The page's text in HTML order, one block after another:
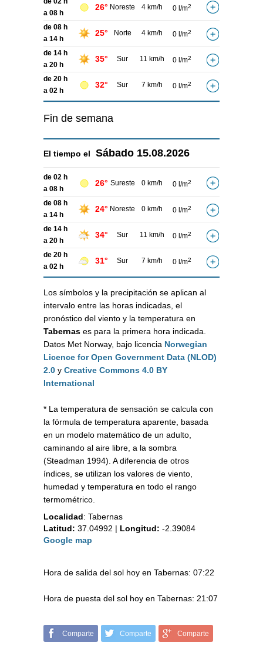
a 08 h
26° Noreste 4 km/h 0 l/m2
de 08 h
a 14 h
25° Norte 4 km/h 0 l/m2
de 14 h
a 20 h
35° Sur 11 km/h 0 l/m2
de 20 h
a 02 h
32° Sur 7 km/h 0 l/m2
Fin de semana
El tiempo el Sábado 15.08.2026
de 02 h
a 08 h
26° Sureste 0 km/h 0 l/m2
de 08 h
a 14 h
24° Noreste 0 km/h 0 l/m2
de 14 h
a 20 h
34° Sur 11 km/h 0 l/m2
de 20 h
a 02 h
31° Sur 7 km/h 0 l/m2
Los símbolos y la precipitación se aplican al
intervalo entre las horas indicadas, el
pronóstico del viento y la temperatura en
Tabernas es para la primera hora indicada.
Datos Met Norway, bajo licencia Norwegian
Licence for Open Government Data (NLOD)
2.0 y Creative Commons 4.0 BY
International
* La temperatura de sensación se calcula con
la fórmula de temperatura aparente, basada
en un modelo matemático de un adulto,
caminando al aire libre, a la sombra
(Steadman 1994). A diferencia de otros
índices, se utilizan los valores de viento,
humedad y temperatura en todo el rango
termométrico.
Localidad: Tabernas
Latitud: 37.04992 | Longitud: -2.39084
Google map
Hora de salida del sol hoy en Tabernas: 07:22
Hora de puesta del sol hoy en Tabernas: 21:07
Comparte Comparte Comparte